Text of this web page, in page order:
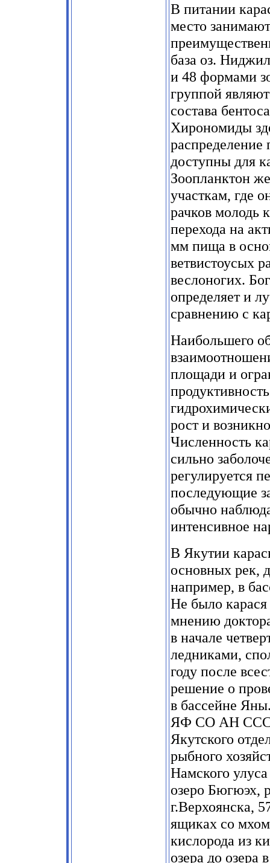
В питании
место
база оз.
и 48 формами
группой
состава
Хирономиды
распределение
доступны для
Зоопланктон
участкам, где
рачков молодь
перехода на
мм пища в
ветвистоусых
веслоногих.
определяет и
сравнению с
Наибольшего
площади и
рост и
Численность
сильно
регулируется
последующие
обычно
интенсивное
В Якутии
основных рек,
например, в
Не было
мнению
в начале
ледниками,
году после
решение о
в бассейне
ЯФ СО АН
Якутского
рыбного
Намского
озеро Бюгюэх,
г.Верхоянска,
ящиках со
кислорода из
озера до озера